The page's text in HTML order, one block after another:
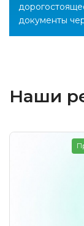
документы
Наши